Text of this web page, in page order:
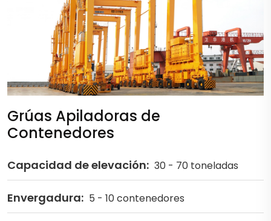
Grúas Apiladoras de
Contenedores
Capacidad de elevación: 30 - 70 toneladas
Envergadura: 5 - 10 contenedores